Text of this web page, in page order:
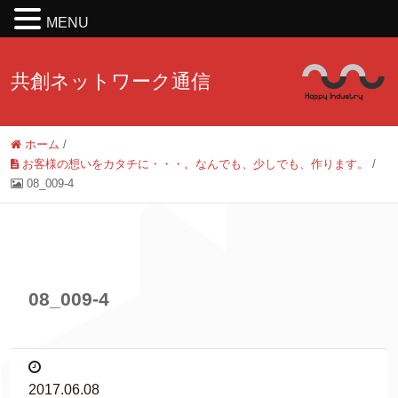
共創ネットワーク通信
ホーム /
お客様の想いをカタチに・・・。なんでも、少しでも、作ります。
/
08_009-4
08_009-4
2017.06.08
MENU